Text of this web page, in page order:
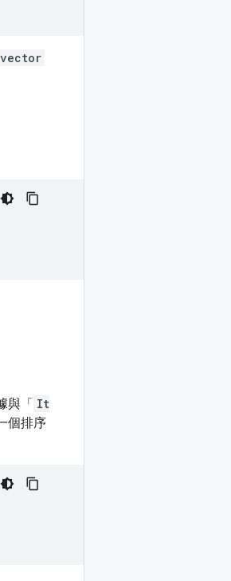
vector
與「 It
個排序